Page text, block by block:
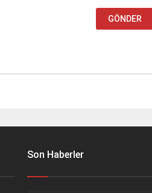
Son Haberler